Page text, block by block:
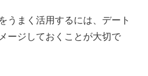
うまく活用するには、デート
ージしておくことが大切で